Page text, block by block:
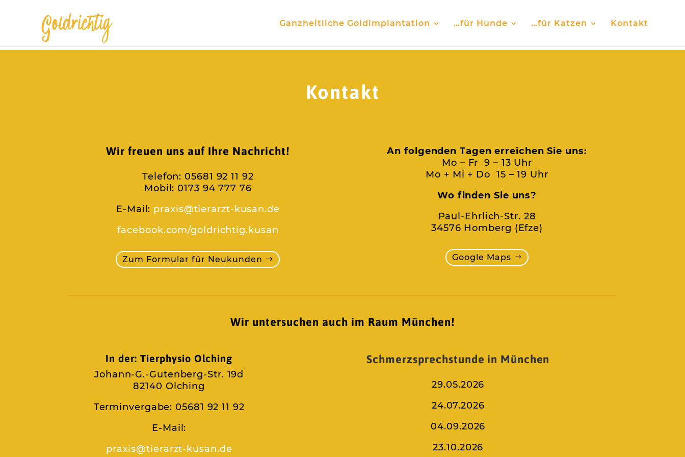
Ganzheitliche Goldimplantation …für Hunde …für Katzen Kontakt
Kontakt
Wir freuen uns auf Ihre Nachricht!
Telefon: 05681 92 11 92
Mobil: 0173 94 777 76
E-Mail: praxis@tierarzt-kusan.de
facebook.com/goldrichtig.kusan
Zum Formular für Neukunden
An folgenden Tagen erreichen Sie uns:
Mo – Fr 9 – 13 Uhr
Mo + Mi + Do 15 – 19 Uhr
Wo finden Sie uns?
Paul-Ehrlich-Str. 28
34576 Homberg (Efze)
Google Maps
Wir untersuchen auch im Raum München!
In der: Tierphysio Olching
Johann-G.-Gutenberg-Str. 19d
82140 Olching
Terminvergabe: 05681 92 11 92
E-Mail:
praxis@tierarzt-kusan.de
Schmerzsprechstunde in München
29.05.2026
24.07.2026
04.09.2026
23.10.2026